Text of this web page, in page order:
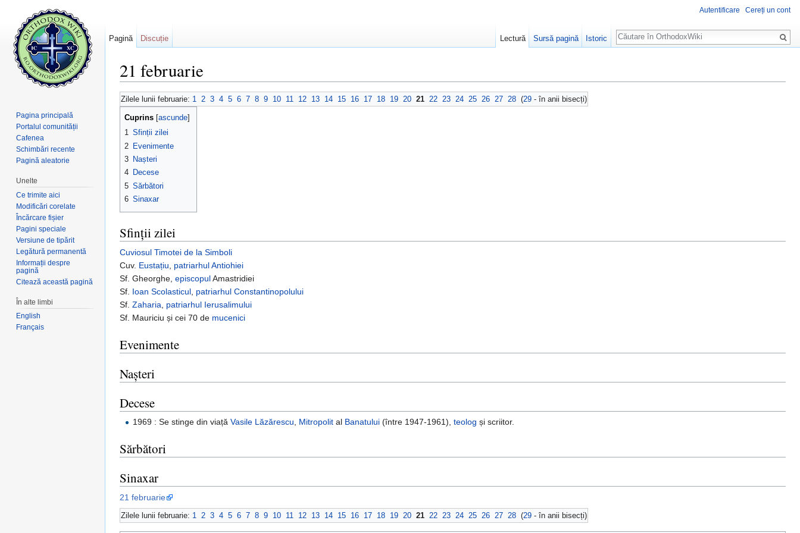
21 februarie
Zilele lunii februarie: 1 2 3 4 5 6 7 8 9 10 11 12 13 14 15 16 17 18 19 20 21 22 23 24 25 26 27 28 (29 - în anii bisecți)
Cuprins ascunde
1 Sfinții zilei
2 Evenimente
3 Nașteri
4 Decese
5 Sărbători
6 Sinaxar
Sfinții zilei
Cuviosul Timotei de la Simboli
Cuv. Eustațiu, patriarhul Antiohiei
Sf. Gheorghe, episcopulAmastridiei
Sf. Ioan Scolasticul, patriarhul Constantinopolului
Sf. Zaharia, patriarhul Ierusalimului
Sf. Mauriciu și cei 70 de mucenici
Evenimente
Nașteri
Decese
1969 : Se stinge din viațăVasile Lăzărescu Mitropolit al Banatului (între 1947-1961),teolog și scriitor.
Sărbători
Sinaxar
21 februarie
Zilele lunii februarie: 1 2 3 4 5 6 7 8 9 10 11 12 13 14 15 16 17 18 19 20 21 22 23 24 25 26 27 28 (29 - în anii bisecți)
Autentificare Cereți un cont
Pagină Discuție Lectură Sursă pagină Istoric
Căutare
Pagina principală
Portalul comunității
Cafenea
Schimbări recente
Pagină aleatorie
Unelte
Ce trimite aici
Modificări corelate
Încărcare fișier
Pagini speciale
Versiune de tipărit
Legătură permanentă
Informații despre
pagină
Citează această pagină
În alte limbi
English
Français